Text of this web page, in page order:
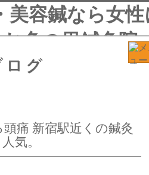
ログ
痛 新宿駅近くの鍼灸
気。